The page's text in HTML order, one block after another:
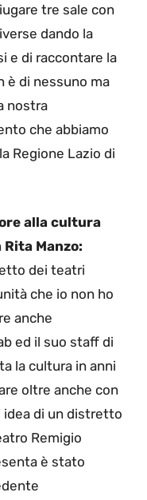
tre sale con
dando la
e di raccontare la
è di nessuno ma
nostra
che abbiamo
Regione Lazio di
alla cultura
Manzo:
dei teatri
che io non ho
anche
ed il suo staff di
la cultura in anni
oltre anche con
idea di un distretto
Remigio
è stato